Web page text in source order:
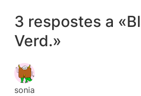
3 respostes a
Verd.»
sonia